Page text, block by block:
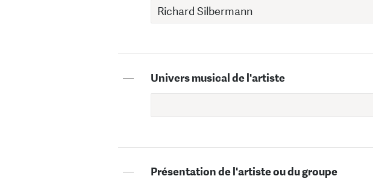
— Univers musical de l'artiste
— Présentation de l'artiste ou du groupe